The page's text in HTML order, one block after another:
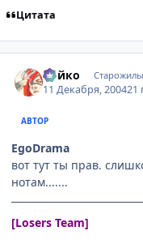
Цитата
Ройко Старожилы
11 Декабря, 200421
АВТОР
EgoDrama
вот тут ты прав.
нотам.......
[Losers Team]